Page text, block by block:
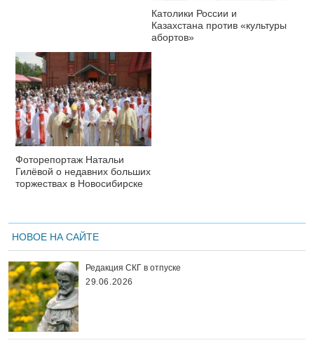
Католики России и
Казахстана против «культуры
абортов»
Фоторепортаж Натальи
Гилёвой о недавних больших
торжествах в Новосибирске
НОВОЕ НА САЙТЕ
Редакция СКГ в отпуске
29.06.2026